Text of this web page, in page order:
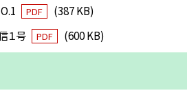
PDF
(387 KB)
１号
PDF (600 KB)